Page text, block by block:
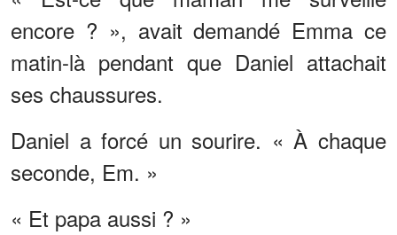
encore ? », avait demandé Emma ce
matin-là pendant que Daniel attachait
ses chaussures.
Daniel a forcé un sourire. « À chaque
seconde, Em. »
« Et papa aussi ? »